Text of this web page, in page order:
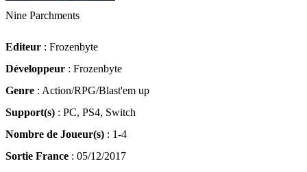
Nine Parchments
Editeur : Frozenbyte
Développeur : Frozenbyte
Genre : Action/RPG/Blast'em up
Support(s) : PC, PS4, Switch
Nombre de Joueur(s) : 1-4
Sortie France : 05/12/2017